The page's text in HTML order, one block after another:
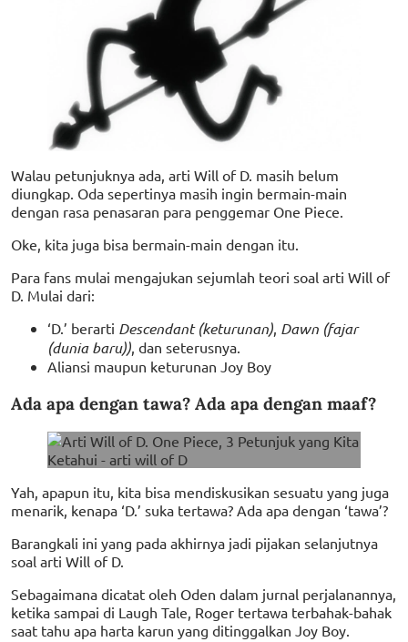
Walau petunjuknya ada, arti Will of D. masih belum
diungkap. Oda sepertinya masih ingin bermain-main
dengan rasa penasaran para penggemar One Piece.
Oke, kita juga bisa bermain-main dengan itu.
Para fans mulai mengajukan sejumlah teori soal arti Will of
D. Mulai dari:
‘D.’ berarti Descendant (keturunan), Dawn (fajar
(dunia baru)), dan seterusnya.
Aliansi maupun keturunan Joy Boy
Ada apa dengan tawa? Ada apa dengan maaf?
Yah, apapun itu, kita bisa mendiskusikan sesuatu yang juga
menarik, kenapa ‘D.’ suka tertawa? Ada apa dengan ‘tawa’?
Barangkali ini yang pada akhirnya jadi pijakan selanjutnya
soal arti Will of D.
Sebagaimana dicatat oleh Oden dalam jurnal perjalanannya,
ketika sampai di Laugh Tale, Roger tertawa terbahak-bahak
saat tahu apa harta karun yang ditinggalkan Joy Boy.